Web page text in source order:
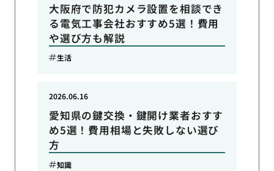
大阪府で防犯カメラ設置を相談でき
る電気工事会社おすすめ5選！費用
や選び方も解説
生活
愛知県の鍵交換・鍵開け業者おすす
め5選！費用相場と失敗しない選び
方
2026.06.16
知識